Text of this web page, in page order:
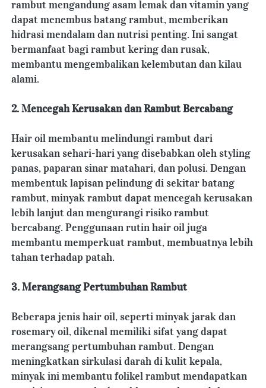
rambut mengandung asam lemak dan vitamin yang
dapat menembus batang rambut, memberikan
hidrasi mendalam dan nutrisi penting. Ini sangat
bermanfaat bagi rambut kering dan rusak,
membantu mengembalikan kelembutan dan kilau
alami.
2. Mencegah Kerusakan dan Rambut Bercabang
Hair oil membantu melindungi rambut dari
kerusakan sehari-hari yang disebabkan oleh styling
panas, paparan sinar matahari, dan polusi. Dengan
membentuk lapisan pelindung di sekitar batang
rambut, minyak rambut dapat mencegah kerusakan
lebih lanjut dan mengurangi risiko rambut
bercabang. Penggunaan rutin hair oil juga
membantu memperkuat rambut, membuatnya lebih
tahan terhadap patah.
3. Merangsang Pertumbuhan Rambut
Beberapa jenis hair oil, seperti minyak jarak dan
rosemary oil, dikenal memiliki sifat yang dapat
merangsang pertumbuhan rambut. Dengan
meningkatkan sirkulasi darah di kulit kepala,
minyak ini membantu folikel rambut mendapatkan